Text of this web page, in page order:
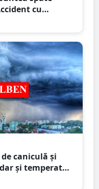
cu
Mare
caniculă și
și temperaturi